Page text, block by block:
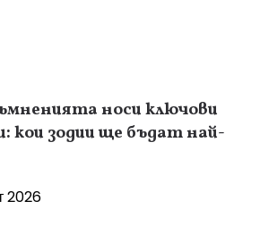
носи ключови
кои зодии ще бъдат най-
2026